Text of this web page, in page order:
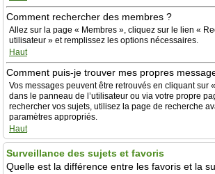
Comment rechercher des membres ?
Allez sur la page « Membres », cliquez sur le lien «
utilisateur » et remplissez les options nécessaires.
Haut
Comment puis-je trouver mes propres
Vos messages peuvent être retrouvés en cliquant sur
dans le panneau de l’utilisateur ou via votre propre
rechercher vos sujets, utilisez la page de recherche
paramètres appropriés.
Haut
Surveillance des sujets et favoris
Quelle est la différence entre les favoris et la